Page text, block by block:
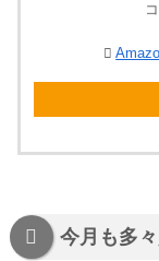
今月も多々